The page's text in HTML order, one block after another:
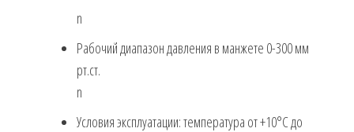
n
Рабочий диапазон давления в манжете 0-300 мм
рт.ст.
n
Условия эксплуатации: температура от +10°С до